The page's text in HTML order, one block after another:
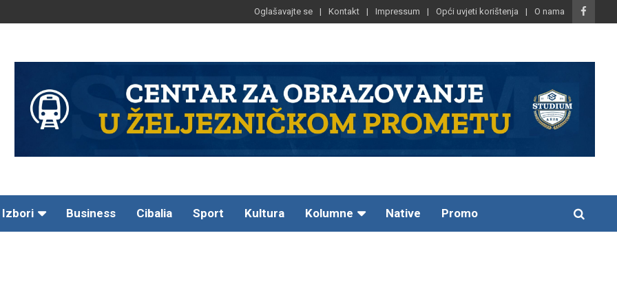
Oglašavajte se Kontakt Impressum Opći uvjeti korištenja O nama
Izbori Business Cibalia Sport Kultura Kolumne Native Promo